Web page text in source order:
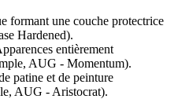
formant une couche protectrice
Hardened).
entièrement
AUG - Momentum).
patine et de peinture
AUG - Aristocrat).